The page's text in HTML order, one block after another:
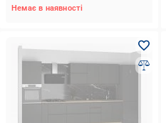
Немає в наявності